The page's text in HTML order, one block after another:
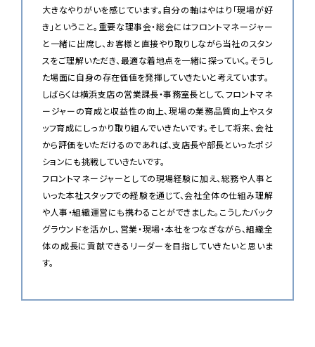
大きなやりがいを感じています。自分の軸はやはり「現場が好
き」ということ。重要な理事会・総会にはフロントマネージャー
と一緒に出席し、お客様と直接やり取りしながら当社のスタン
スをご理解いただき、最適な着地点を一緒に探っていく。そうし
た場面に自身の存在価値を発揮していきたいと考えています。
しばらくは横浜支店の営業課長・事務室長として、フロントマネ
ージャーの育成と収益性の向上、現場の業務品質向上やスタ
ッフ育成にしっかり取り組んでいきたいです。そして将来、会社
から評価をいただけるのであれば、支店長や部長といったポジ
ションにも挑戦していきたいです。
フロントマネージャーとしての現場経験に加え、総務や人事と
いった本社スタッフでの経験を通じて、会社全体の仕組み理解
や人事・組織運営にも携わることができました。こうしたバック
グラウンドを活かし、営業・現場・本社をつなぎながら、組織全
体の成長に貢献できるリーダーを目指していきたいと思いま
す。